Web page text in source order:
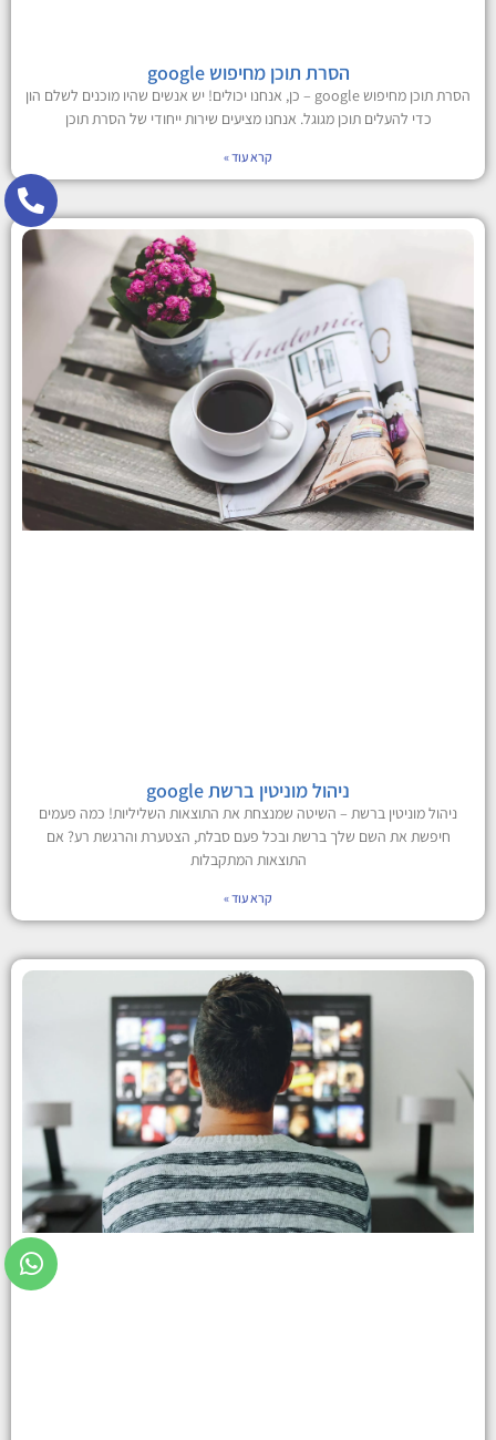
הסרת תוכן מחיפוש google
הסרת תוכן מחיפוש google – כן, אנחנו יכולים! יש אנשים שהיו מוכנים לשלם הון
כדי להעלים תוכן מגוגל. אנחנו מציעים שירות ייחודי של הסרת תוכן
קרא עוד »
ניהול מוניטין ברשת google
ניהול מוניטין ברשת – השיטה שמנצחת את התוצאות השליליות! כמה פעמים
חיפשת את השם שלך ברשת ובכל פעם סבלת, הצטערת והרגשת רע? אם
התוצאות המתקבלות
קרא עוד »